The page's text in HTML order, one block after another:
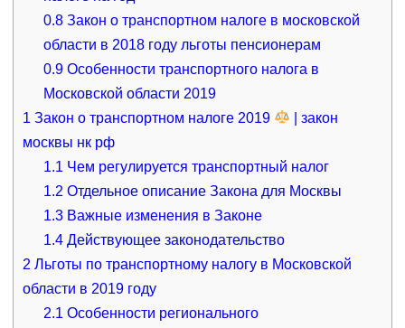
0.8 Закон о транспортном налоге в московской
области в 2018 году льготы пенсионерам
0.9 Особенности транспортного налога в
Московской области 2019
1 Закон о транспортном налоге 2019
| закон
москвы нк рф
1.1 Чем регулируется транспортный налог
1.2 Отдельное описание Закона для Москвы
1.3 Важные изменения в Законе
1.4 Действующее законодательство
2 Льготы по транспортному налогу в Московской
области в 2019 году
2.1 Особенности регионального